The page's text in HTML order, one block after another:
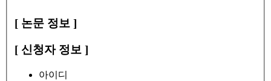
[ 논문 정보 ]
[ 신청자 정보 ]
아이디